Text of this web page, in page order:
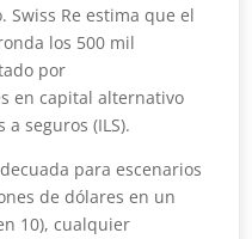
Swiss Re estima que el
los 500 mil
por
en capital alternativo
seguros (ILS).
para escenarios
de dólares en un
10), cualquier